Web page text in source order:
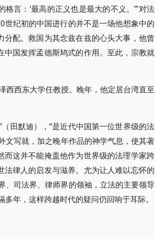
言：‘最高的正义也是最大的不义。’”对法
纪初的中国进行的并不是一场他想象中的
配。救国为其念兹在兹的心头大事，他曾
国发挥孟德斯鸠式的作用。至此，宗教就
西西东大学任教授。晚年，他定居台湾直至
田默迪），“是近代中国第一位世界级的法
文写就，加之晚年作品的神学气息，使其著
这并不能掩盖他作为世界级的法理学家跨
律人的启发与滋养。尤为让人难以忘怀的
司法界、律师界的领袖，立法的主要领导
年，这样跨越时代的疑问仍回响于耳际。